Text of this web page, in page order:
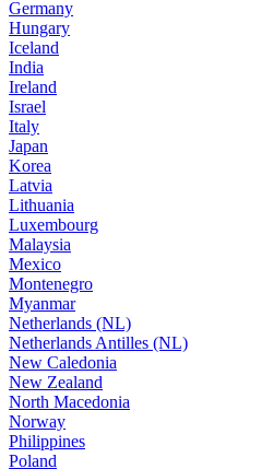
Germany
Hungary
Iceland
India
Ireland
Israel
Italy
Japan
Korea
Latvia
Lithuania
Luxembourg
Malaysia
Mexico
Montenegro
Myanmar
Netherlands (NL)
Netherlands Antilles (NL)
New Caledonia
New Zealand
North Macedonia
Norway
Philippines
Poland